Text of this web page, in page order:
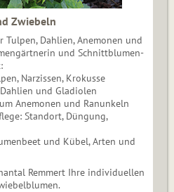
Zwiebeln
Tulpen, Dahlien, Anemonen und
und Schnittblumen-
Narzissen, Krokusse
und Gladiolen
Anemonen und Ranunkeln
Standort, Düngung,
und Kübel, Arten und
Remmert Ihre individuellen